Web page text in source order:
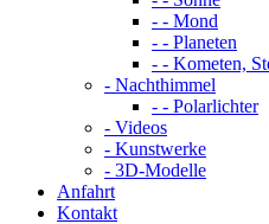
- - Mond
- - Planeten
- - Kometen,
- Nachthimmel
- - Polarlichter
- Videos
- Kunstwerke
- 3D-Modelle
Anfahrt
Kontakt